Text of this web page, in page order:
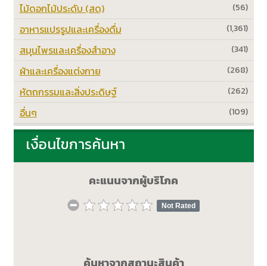
(56)
ไม้ดอกไม้ประดับ (สด)
(1,361)
อาหารแปรรูปและเครื่องดื่ม
(341)
สมุนไพรและเครื่องสำอาง
(268)
ผ้าและเครื่องแต่งกาย
(262)
หัตถกรรมและสิ่งประดิษฐ์
(109)
อื่นๆ
เงื่อนไขการค้นหา
คะแนนจากผู้บริโภค
Not Rated
ค้นหาจากสถานะสินค้า